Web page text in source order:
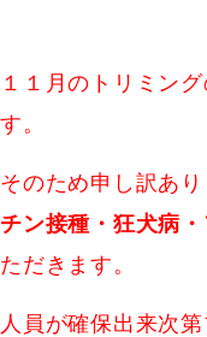
１１月のトリミン
す。
そのため申し訳あり
チン接種・狂犬病
ただきます。
人員が確保出来次